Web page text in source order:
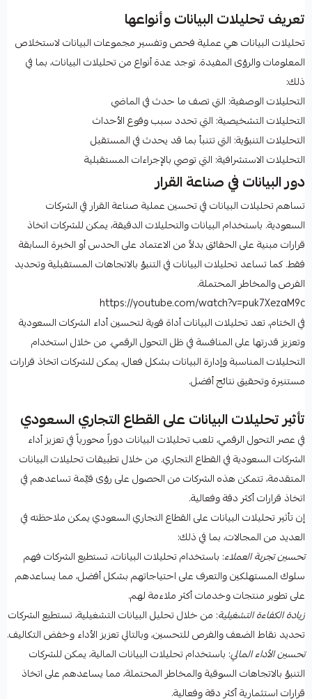
تعريف تحليلات البيانات وأنواعها
تحليلات البيانات هي عملية فحص وتفسير مجموعات البيانات لاستخلاص
المعلومات والرؤى المفيدة. توجد عدة أنواع من تحليلات البيانات، بما في
ذلك:
التحليلات الوصفية: التي تصف ما حدث في الماضي
التحليلات التشخيصية: التي تحدد سبب وقوع الأحداث
التحليلات التنبؤية: التي تتنبأ بما قد يحدث في المستقبل
التحليلات الاستشرافية: التي توصي بالإجراءات المستقبلية
دور البيانات في صناعة القرار
تساهم تحليلات البيانات في تحسين عملية صناعة القرار في الشركات
السعودية. باستخدام البيانات والتحليلات الدقيقة، يمكن للشركات اتخاذ
قرارات مبنية على الحقائق بدلاً من الاعتماد على الحدس أو الخبرة السابقة
فقط. كما تساعد تحليلات البيانات في التنبؤ بالاتجاهات المستقبلية وتحديد
الفرص والمخاطر المحتملة.
https://youtube.com/watch?v=puk7XezaM9c
في الختام، تعد تحليلات البيانات أداة قوية لتحسين أداء الشركات السعودية
وتعزيز قدرتها على المنافسة في ظل التحول الرقمي. من خلال استخدام
التحليلات المناسبة وإدارة البيانات بشكل فعال، يمكن للشركات اتخاذ قرارات
مستنيرة وتحقيق نتائج أفضل.
تأثير تحليلات البيانات على القطاع التجاري السعودي
في عصر التحول الرقمي، تلعب تحليلات البيانات دوراً محورياً في تعزيز أداء
الشركات السعودية في القطاع التجاري. من خلال تطبيقات تحليلات البيانات
المتقدمة، تتمكن هذه الشركات من الحصول على رؤى قيِّمة تساعدهم في
اتخاذ قرارات أكثر دقة وفعالية.
إن تأثير تحليلات البيانات على القطاع التجاري السعودي يمكن ملاحظته في
العديد من المجالات، بما في ذلك:
تحسين تجربة العملاء: باستخدام تحليلات البيانات، تستطيع الشركات فهم
سلوك المستهلكين والتعرف على احتياجاتهم بشكل أفضل، مما يساعدهم
على تطوير منتجات وخدمات أكثر ملاءمة لهم.
زيادة الكفاءة التشغيلية: من خلال تحليل البيانات التشغيلية، تستطيع الشركات
تحديد نقاط الضعف والفرص للتحسين، وبالتالي تعزيز الأداء وخفض التكاليف.
تحسين الأداء المالي: باستخدام تحليلات البيانات المالية، يمكن للشركات
التنبؤ بالاتجاهات السوقية والمخاطر المحتملة، مما يساعدهم على اتخاذ
قرارات استثمارية أكثر دقة وفعالية.